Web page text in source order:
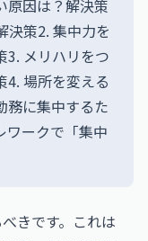
原因は？解決策
決策2. 集中力を
3. メリハリをつ
4. 場所を変える
務に集中するた
ワークで「集中
きです。これは